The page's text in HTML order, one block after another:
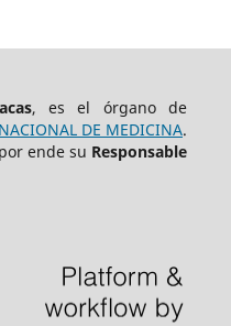
, es el órgano de
DE MEDICINA.
ende su Responsable